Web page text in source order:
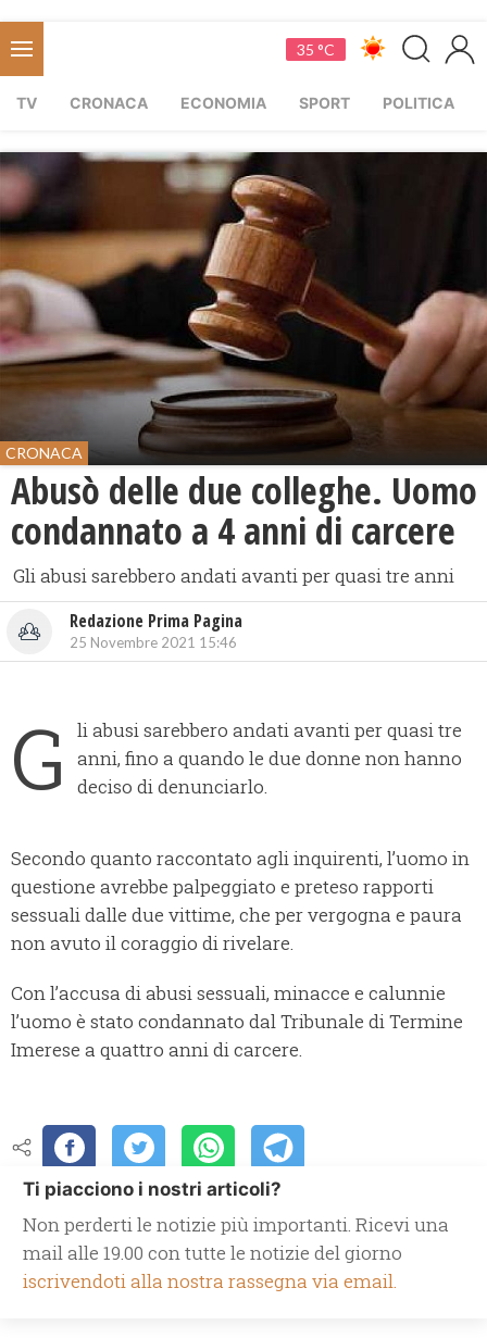
35 °C
TV CRONACA ECONOMIA SPORT POLITICA
CRONACA
Abusò delle due colleghe. Uomo
condannato a 4 anni di carcere
Gli abusi sarebbero andati avanti per quasi tre anni
Redazione Prima Pagina
25 Novembre 2021 15:46
G
li abusi sarebbero andati avanti per quasi tre
anni, fino a quando le due donne non hanno
deciso di denunciarlo.
Secondo quanto raccontato agli inquirenti, l’uomo in
questione avrebbe palpeggiato e preteso rapporti
sessuali dalle due vittime, che per vergogna e paura
non avuto il coraggio di rivelare.
Con l’accusa di abusi sessuali, minacce e calunnie
l’uomo è stato condannato dal Tribunale di Termine
Imerese a quattro anni di carcere.
Ti piacciono i nostri articoli?
Non perderti le notizie più importanti. Ricevi una
mail alle 19.00 con tutte le notizie del giorno
iscrivendoti alla nostra rassegna via email.